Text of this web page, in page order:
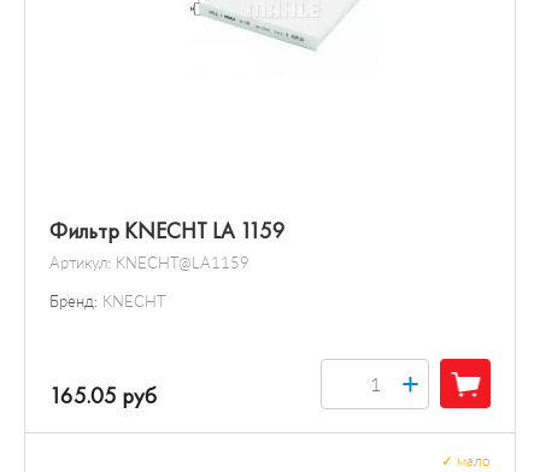
Фильтр KNECHT LA 1159
Артикул: KNECHT@LA1159
Бренд: KNECHT
165.05 руб +
мало